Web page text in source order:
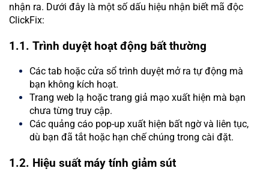
nhận ra. Dưới đây là một số dấu hiệu nhận biết mã độc
ClickFix:
1.1. Trình duyệt hoạt động bất thường
Các tab hoặc cửa sổ trình duyệt mở ra tự động mà
bạn không kích hoạt.
Trang web lạ hoặc trang giả mạo xuất hiện mà bạn
chưa từng truy cập.
Các quảng cáo pop-up xuất hiện bất ngờ và liên tục,
dù bạn đã tắt hoặc hạn chế chúng trong cài đặt.
1.2. Hiệu suất máy tính giảm sút